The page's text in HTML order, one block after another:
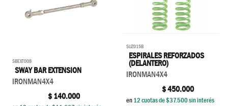
SBEXT008
SWAY BAR EXTENSION
IRONMAN4X4
$140.000
SUZ015B
ESPIRALES REFORZADOS
(DELANTERO)
IRONMAN4X4
$450.000
en12cuotas de $37.500sin interés